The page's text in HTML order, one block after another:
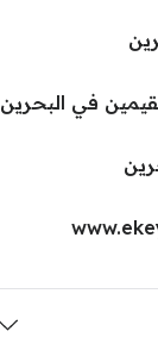
في البحرين